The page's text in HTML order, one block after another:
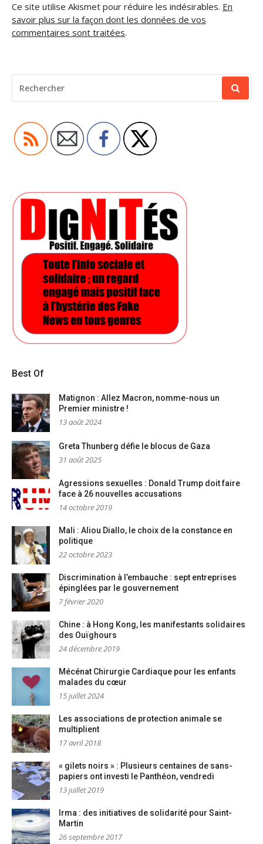
Ce site utilise Akismet pour réduire les indésirables. En
savoir plus sur la façon dont les données de vos
commentaires sont traitées.
POUR
:
Best Of
Matignon : Allez Macron, nomme-nous un
Premier ministre !
13 août 2024
Greta Thunberg défie le blocus de Gaza
31 août 2025
Agressions sexuelles : Donald Trump doit faire
face à 26 nouvelles accusations
14 octobre 2019
Mali : Aliou Diallo, le choix de la constance en
politique
22 octobre 2023
Discrimination à l’embauche : sept entreprises
épinglées par le gouvernement
7 février 2020
Chine : à Hong Kong, les manifestants solidaires
des Ouïghours
24 décembre 2019
Mécénat Chirurgie Cardiaque pour les enfants
malades du cœur
15 juillet 2024
Les associations de protection animale se
multiplient
17 avril 2018
« gilets noirs » : Plusieurs centaines de sans-
papiers ont investi le Panthéon, vendredi
13 juillet 2019
Irma : des initiatives de solidarité pour Saint-
Martin
26 septembre 2017